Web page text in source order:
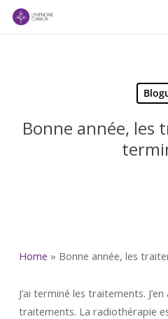
Skip
Bonne année, les
Home » Bonne année, les
J’ai terminé les traitements.
traitements. La radiothérapie